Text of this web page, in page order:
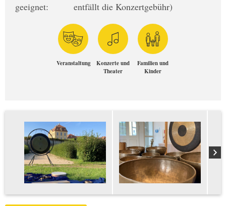
geeignet:
entfällt die Konzertgebühr)
Veranstaltung
Konzerte und
Theater
Familien und
Kinder